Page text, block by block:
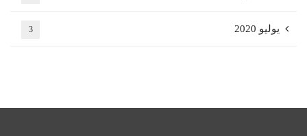
يوليو 2020 3